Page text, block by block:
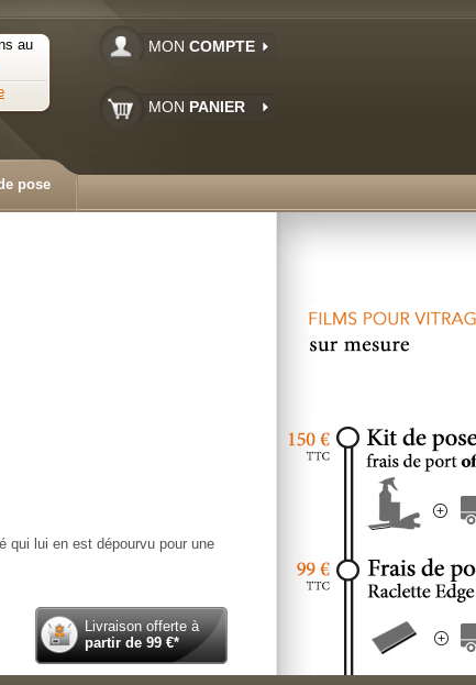
au MON COMPTE
MON PANIER
pose
qui lui en est dépourvu pour une
Livraison offerte à
partir de99€*